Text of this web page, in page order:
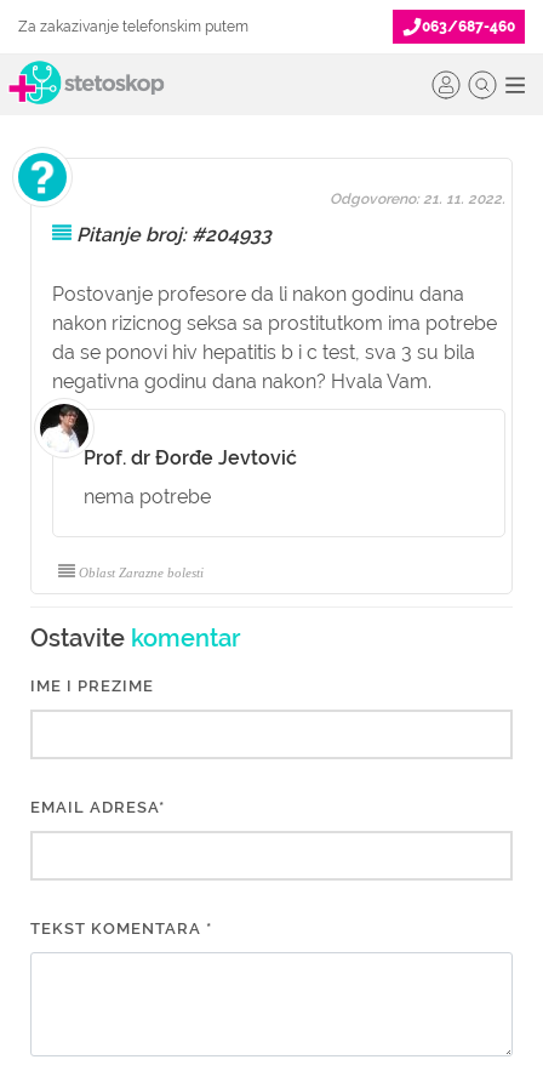
Za zakazivanje telefonskim putem 063/687-460
Pitanje broj: #204933
Postovanje profesore da li nakon godinu dana
nakon rizicnog seksa sa prostitutkom ima potrebe
da se ponovi hiv hepatitis b i c test, sva 3 su bila
negativna godinu dana nakon? Hvala Vam.
Odgovoreno: 21. 11. 2022.
Prof. dr Đorđe Jevtović
nema potrebe
Oblast Zarazne bolesti
Ostavite komentar
IME I PREZIME
EMAIL ADRESA*
TEKST KOMENTARA *